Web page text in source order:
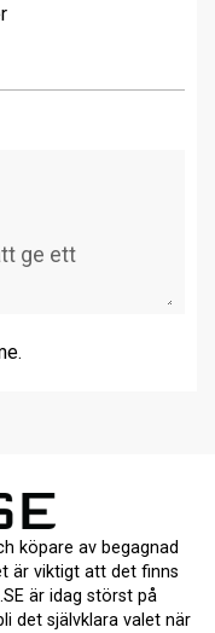
köpare av begagnad
är viktigt att det finns
är idag störst på
det självklara valet när